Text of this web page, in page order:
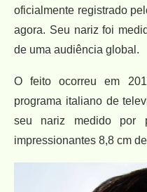
oficialmente registrado
agora. Seu nariz foi
de uma audiência global.
O feito ocorreu em
programa italiano de
seu nariz medido por
impressionantes 8,8 cm